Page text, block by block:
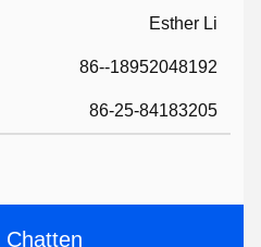
Esther Li
86--18952048192
86-25-84183205
Chatten